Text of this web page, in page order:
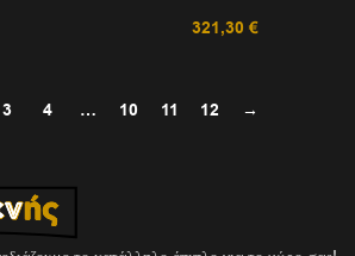
321,30 €
3 4 … 10 11 12 →